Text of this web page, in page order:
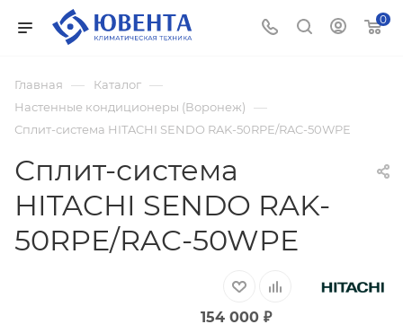
0
Главная — Каталог —
Настенные кондиционеры (Воронеж) —
Сплит-система HITACHI SENDO RAK-50RPE/RAC-50WPE
Сплит-система
HITACHI SENDO RAK-
50RPE/RAC-50WPE
154 000₽